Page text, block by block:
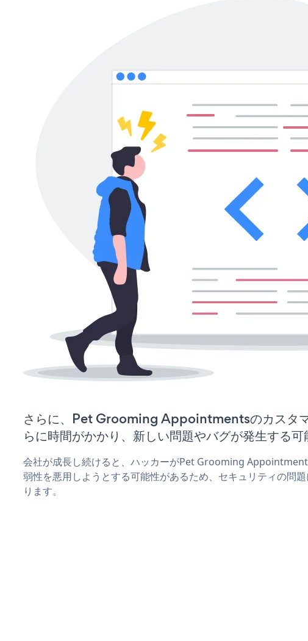
さらに、Pet Grooming Appointmentsのカスタ
らに時間がかかり、新しい問題やバグが発生する可
会社が成長し続けると、ハッカーがPet Grooming
弱性を悪用しようとする可能性があるため、セキュリティの問
ります。